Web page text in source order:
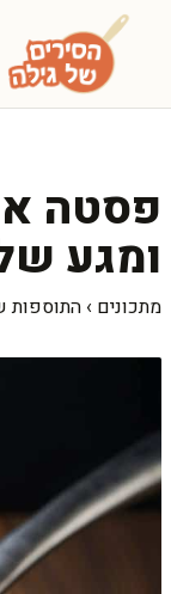
פסטה
ומגע
מתכונים › התוספות